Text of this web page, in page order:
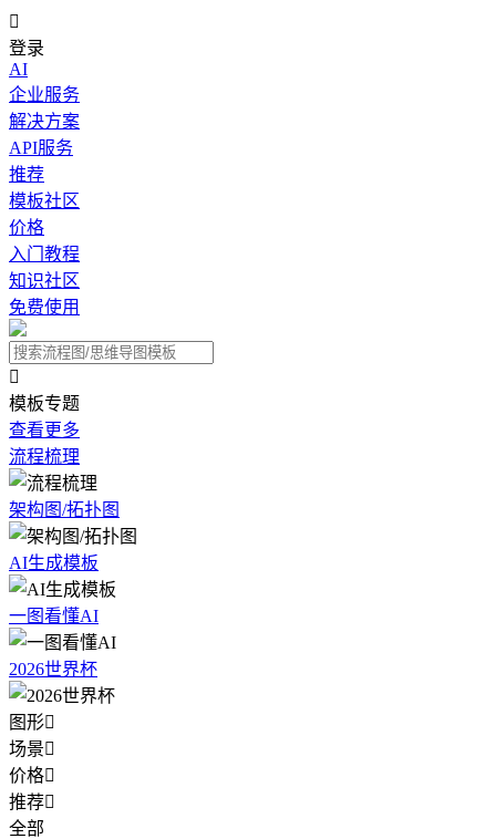

登录
AI
企业服务
解决方案
API服务
推荐
模板社区
价格
入门教程
知识社区
免费使用

模板专题
查看更多
流程梳理
架构图/拓扑图
AI生成模板
一图看懂AI
2026世界杯
图形
场景
价格
推荐
全部